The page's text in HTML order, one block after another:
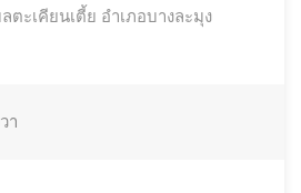
ะเคียนเตี้ย อำเภอบางละมุง
า